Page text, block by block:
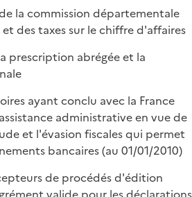
la commission départementale
des taxes sur le chiffre d'affaires
prescription abrégée et la
ayant conclu avec la France
administrative en vue de
et l'évasion fiscales qui permet
bancaires (au 01/01/2010)
de procédés d'édition